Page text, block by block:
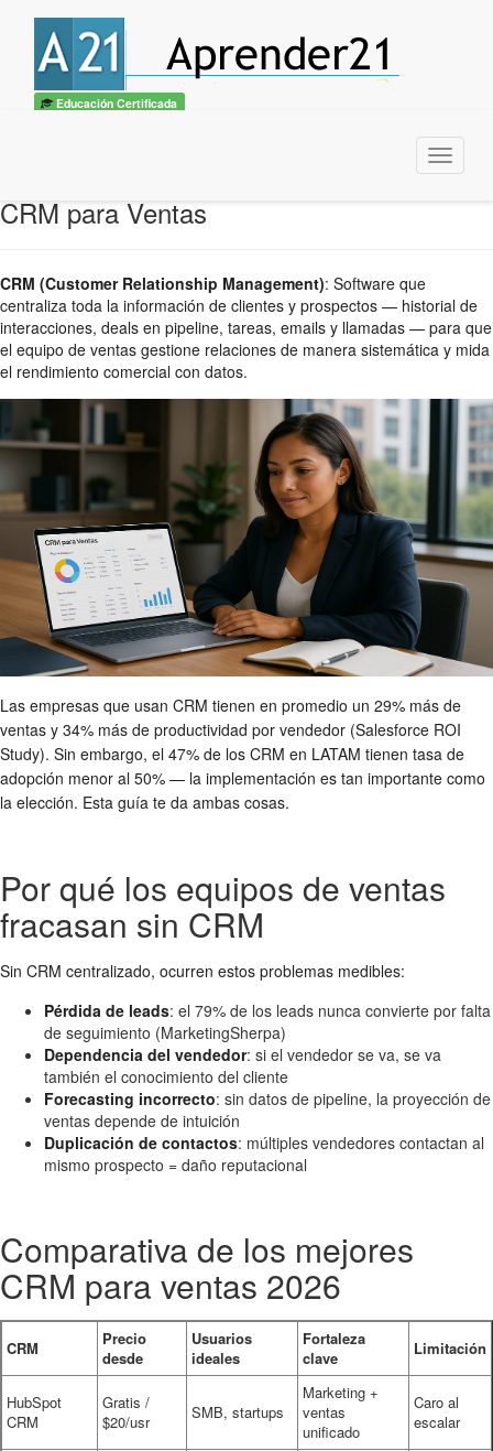
Educación Certificada
Menu
CRM para Ventas
CRM (Customer Relationship Management): Software que
centraliza toda la información de clientes y prospectos — historial de
interacciones, deals en pipeline, tareas, emails y llamadas — para que
el equipo de ventas gestione relaciones de manera sistemática y mida
el rendimiento comercial con datos.
Las empresas que usan CRM tienen en promedio un 29% más de
ventas y 34% más de productividad por vendedor (Salesforce ROI
Study). Sin embargo, el 47% de los CRM en LATAM tienen tasa de
adopción menor al 50% — la implementación es tan importante como
la elección. Esta guía te da ambas cosas.
Por qué los equipos de ventas
fracasan sin CRM
Sin CRM centralizado, ocurren estos problemas medibles:
Pérdida de leads: el 79% de los leads nunca convierte por falta
de seguimiento (MarketingSherpa)
Dependencia del vendedor: si el vendedor se va, se va
también el conocimiento del cliente
Forecasting incorrecto: sin datos de pipeline, la proyección de
ventas depende de intuición
Duplicación de contactos: múltiples vendedores contactan al
mismo prospecto = daño reputacional
Comparativa de los mejores
CRM para ventas 2026
CRM
Precio
desde
Usuarios
ideales
Fortaleza
clave
Limitación
HubSpot
CRM
Gratis /
$20/usr
SMB, startups
Marketing +
ventas
unificado
Caro al
escalar